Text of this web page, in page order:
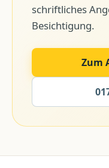
schriftliches
Besichtigung.
Zum